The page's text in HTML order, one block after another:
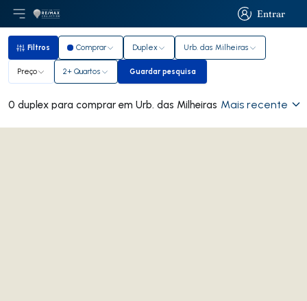
Entrar
Entrar
Abri menu principal
LogoIr para página inicial
Filtros
Filtros Comprar Duplex Urb. das Milheiras
Preço 2+ Quartos Guardar pesquisa
Guardar pesquisa
0 duplex para comprar em Urb. das Milheiras Mais recente